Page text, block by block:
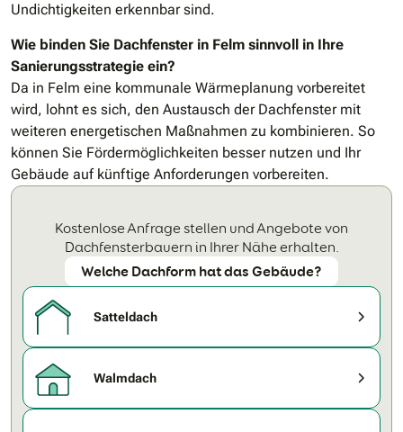
Undichtigkeiten erkennbar sind.
Wie binden Sie Dachfenster in Felm sinnvoll in Ihre
Sanierungsstrategie ein?
Da in Felm eine kommunale Wärmeplanung vorbereitet
wird, lohnt es sich, den Austausch der Dachfenster mit
weiteren energetischen Maßnahmen zu kombinieren. So
können Sie Fördermöglichkeiten besser nutzen und Ihr
Gebäude auf künftige Anforderungen vorbereiten.
Kostenlose Anfrage stellen und Angebote von
Dachfensterbauern in Ihrer Nähe erhalten.
Welche Dachform hat das Gebäude?
Satteldach
Walmdach